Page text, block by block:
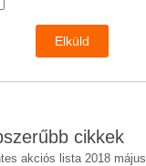
cikkek
akciós lista 2018 május